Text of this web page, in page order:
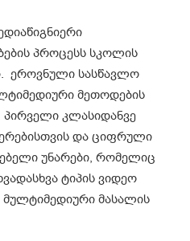
პროცესს სკოლის
ეროვნული სასწავლო
მეთოდების
კლასიდანვე
და ციფრული
უნარები, რომელიც
ტიპის ვიდეო
მასალის